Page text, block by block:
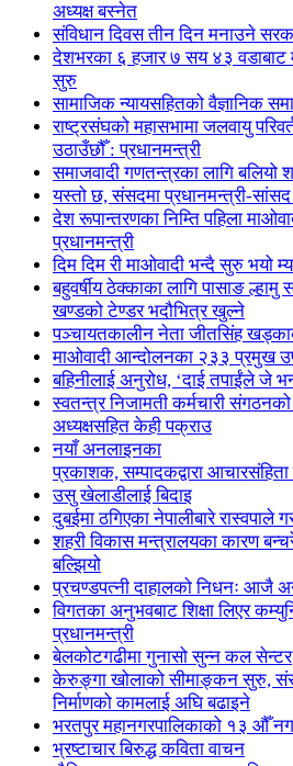
अध्यक्ष बस्नेत
संविधान दिवस तीन दिन मनाउने
देशभरका ६ हजार ७ सय ४३ वडाबाट
सुरु
सामाजिक न्यायसहितको वैज्ञानिक
राष्ट्रसंघको महासभामा जलवायु
उठाउँछौँ : प्रधानमन्त्री
समाजवादी गणतन्त्रका लागि बलियो
यस्तो छ, संसदमा प्रधानमन्त्री-
देश रूपान्तरणका निम्ति पहिला
प्रधानमन्त्री
दिम दिम री माओवादी भन्दै सुरु भयो
बहुवर्षीय ठेक्काका लागि पासाङ ल्हामु
खण्डको टेण्डर भदौभित्र खुल्ने
पञ्चायतकालीन नेता जीतसिंह
माओवादी आन्दोलनका २३३ प्रमुख
बहिनीलाई अनुरोध, ‘दाई तपाईंले जे
स्वतन्त्र निजामती कर्मचारी संगठनको
अध्यक्षसहित केही पक्राउ
नयाँ अनलाइनका
प्रकाशक, सम्पादकद्वारा आचारसंहिता
उसु खेलाडीलाई बिदाइ
दुबईमा ठगिएका नेपालीबारे रास्वपाले
शहरी विकास मन्त्रालयका कारण
बल्झियो
प्रचण्डपत्नी दाहालको निधनः आजै
विगतका अनुभवबाट शिक्षा लिएर
प्रधानमन्त्री
बेलकोटगढीमा गुनासो सुन्न कल सेन्टर
केरुङ्गा खोलाको सीमाङ्कन सुरु,
निर्माणको कामलाई अघि बढाइने
भरतपुर महानगरपालिकाको १३ औँ
भ्रष्टाचार बिरुद्ध कविता वाचन